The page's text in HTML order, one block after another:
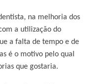
na melhoria dos
a utilização do
a falta de tempo e de
é o motivo pelo qual
que gostaria.